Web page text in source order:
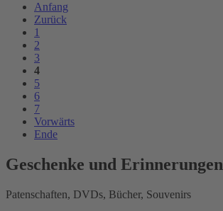
Anfang
Zurück
1
2
3
4
5
6
7
Vorwärts
Ende
Geschenke und Erinnerungen
Patenschaften, DVDs, Bücher, Souvenirs